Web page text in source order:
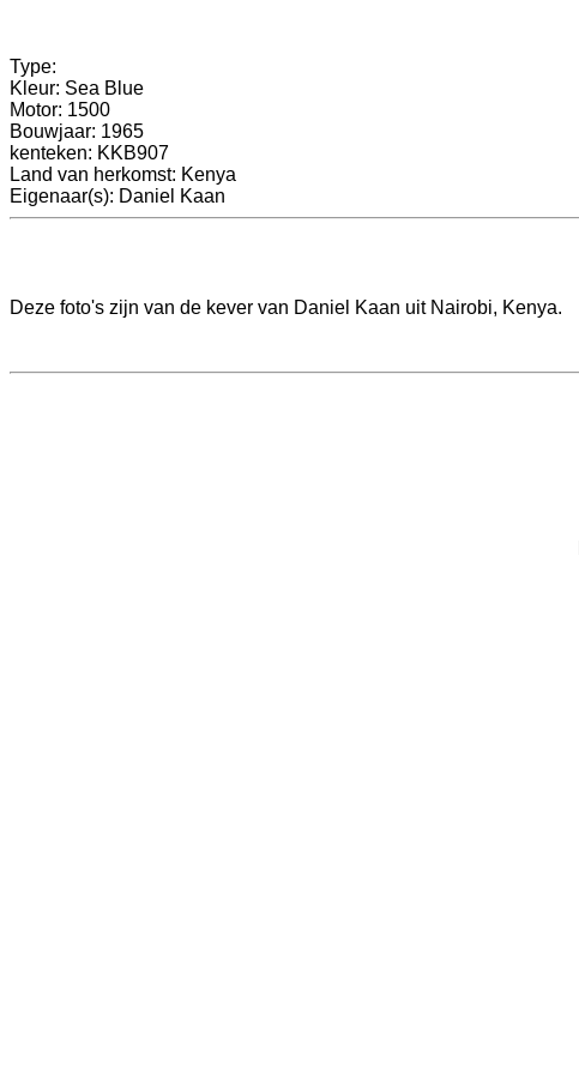
Type:
Kleur: Sea Blue
Motor: 1500
Bouwjaar: 1965
kenteken: KKB907
Land van herkomst: Kenya
Eigenaar(s): Daniel Kaan
Deze foto's zijn van de kever van Daniel Kaan uit Nairobi, Kenya.